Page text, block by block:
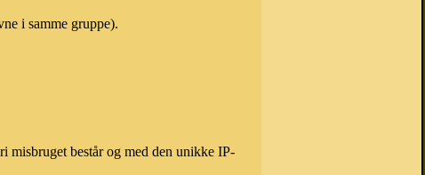
i samme gruppe).
består og med den unikke IP-